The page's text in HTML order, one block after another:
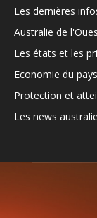
Les dernières
Australie de
Les états et les
Economie du
Protection et
Les news